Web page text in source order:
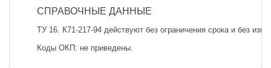
СПРАВОЧНЫЕ ДАННЫЕ
ТУ 16. К71-217-94 действуют без ограничения срока и без
Коды ОКП: не приведены.